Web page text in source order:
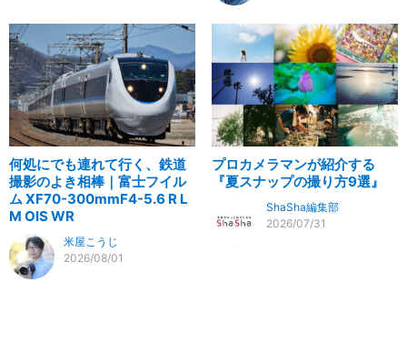
何処にでも連れて行く、鉄道
撮影のよき相棒｜富士フイル
ム XF70-300mmF4-5.6 R L
M OIS WR
米屋こうじ
2026/08/01
プロカメラマンが紹介する
『夏スナップの撮り方9選』
ShaSha編集部
2026/07/31